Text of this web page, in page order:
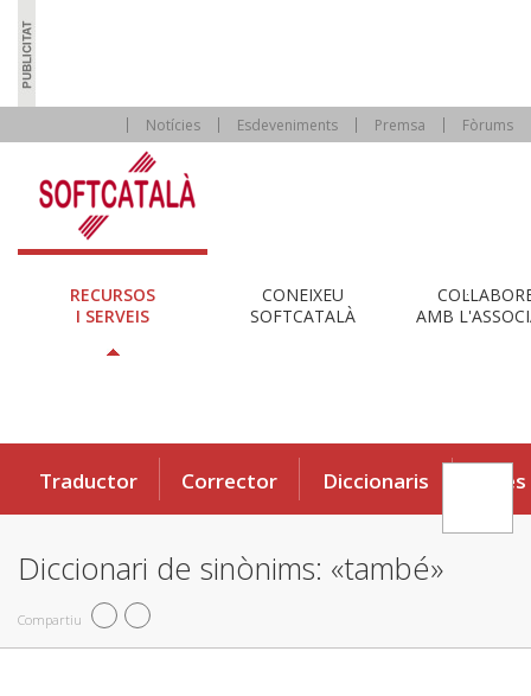
Notícies Esdeveniments Premsa Fòrums
RECURSOS
I SERVEIS
CONEIXEU
SOFTCATALÀ
AMB
Traductor Corrector Diccionaris Eines
Diccionari de sinònims: «també»
Compartiu